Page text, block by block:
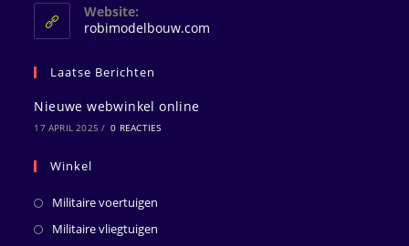
Website:
robimodelbouw.com
Laatse Berichten
Nieuwe webwinkel online
17 APRIL 2025 / 0 REACTIES
Winkel
Militaire voertuigen
Militaire vliegtuigen